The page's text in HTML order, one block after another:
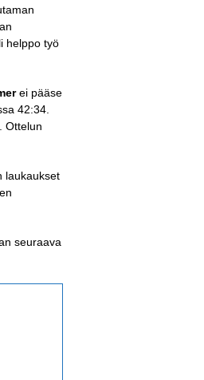
helppo työ
ei pääse
42:34.
. Ottelun
laukaukset
seuraava